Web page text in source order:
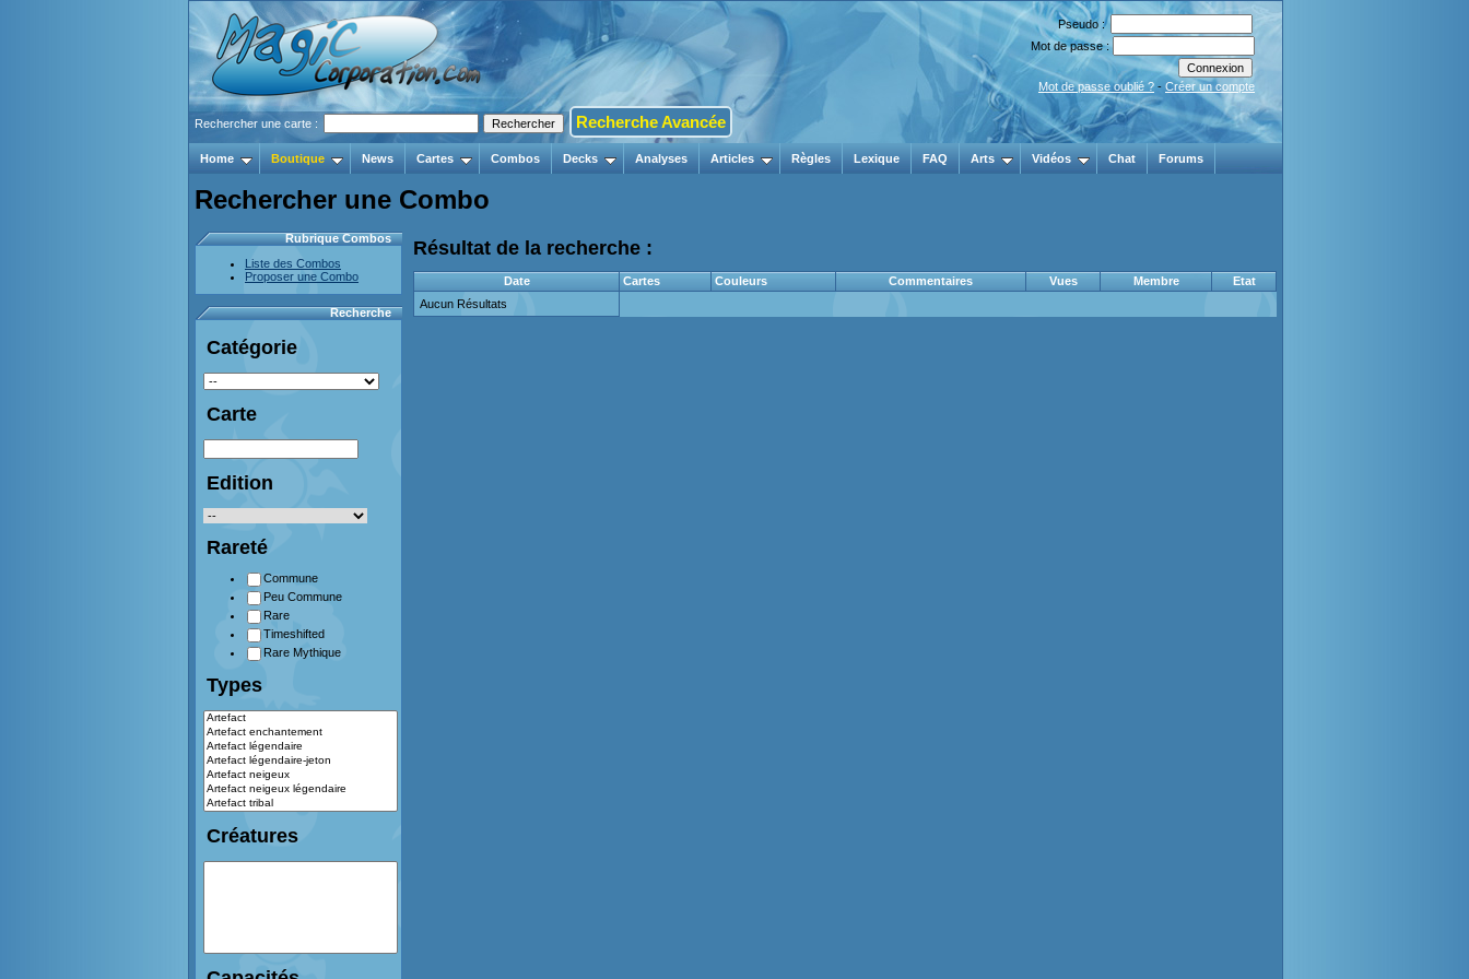
Pseudo :
Mot de passe :
Mot de passe oublié ? - Créer un compte
Rechercher une carte : Recherche Avancée
Home Boutique News Cartes Combos Decks Analyses Articles Règles Lexique FAQ Arts Vidéos Chat Forums
Rechercher une Combo
Rubrique Combos
Liste des Combos
Proposer une Combo
Recherche
Catégorie
Carte
Edition
Rareté
Commune
Peu Commune
Rare
Timeshifted
Rare Mythique
Types
Créatures
Résultat de la recherche :
Date Cartes Couleurs Commentaires Vues Membre
Etat
Aucun Résultats